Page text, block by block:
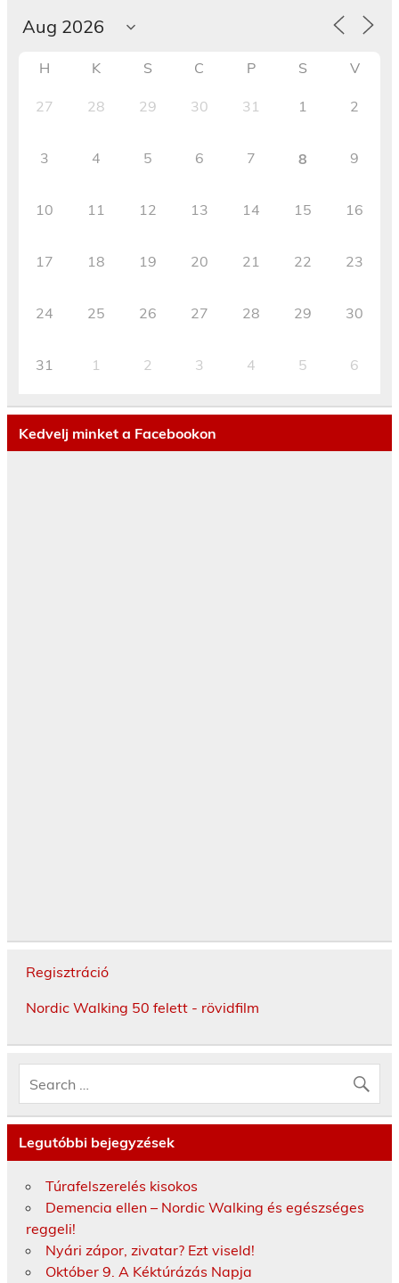
H K S C P S V
27 28 29 30 31 1 2
3 4 5 6 7 8 9
10 11 12 13 14 15 16
17 18 19 20 21 22 23
24 25 26 27 28 29 30
31 1 2 3 4 5 6
Kedvelj minket a Facebookon
Regisztráció
Nordic Walking 50 felett - rövidfilm
Legutóbbi bejegyzések
Túrafelszerelés kisokos
Demencia ellen – Nordic Walking és egészséges
reggeli!
Nyári zápor, zivatar? Ezt viseld!
Október 9. A Kéktúrázás Napja